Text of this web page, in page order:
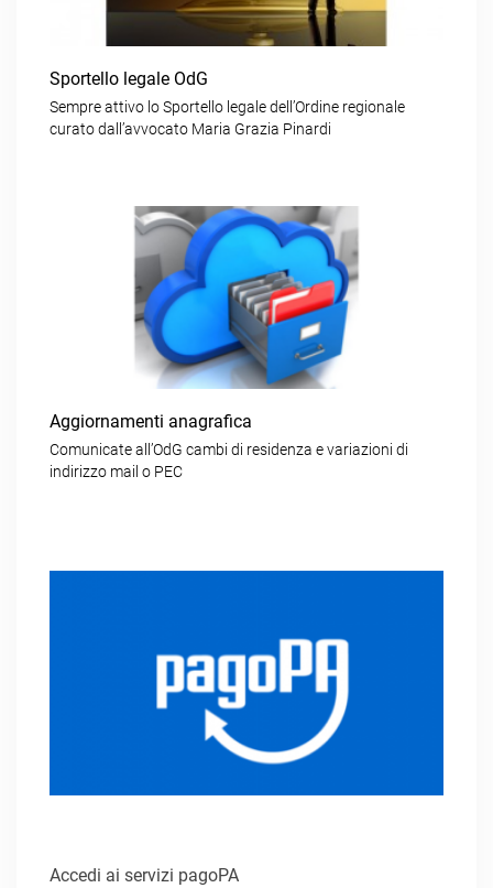
Sportello legale OdG
Sempre attivo lo Sportello legale dell’Ordine regionale
curato dall’avvocato Maria Grazia Pinardi
Aggiornamenti anagrafica
Comunicate all’OdG cambi di residenza e variazioni di
indirizzo mail o PEC
Accedi ai servizi pagoPA